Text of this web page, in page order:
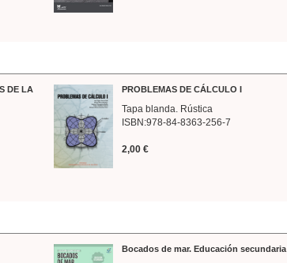
DE LA
PROBLEMAS DE CÁLCULO I
Tapa blanda. Rústica
ISBN:978-84-8363-256-7
2,00 €
Bocados de mar. Educación secundaria